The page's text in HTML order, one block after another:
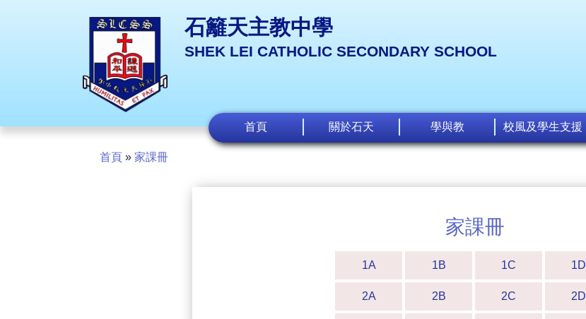
石籬天主教中學
SHEK LEI CATHOLIC SECONDARY SCHOOL
首頁 關於石天 學與教 校風及學生支援
首頁 » 家課冊
家課冊
1A 1B 1C 1D
2A 2B 2C 2D